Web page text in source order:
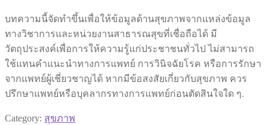
บทความนี้จัดทำขึ้นเพื่อให้ข้อมูลด้านสุขภาพจากแหล่งข้อมูล
ทางวิชาการและหน่วยงานสาธารณสุขที่เชื่อถือได้ มี
วัตถุประสงค์เพื่อการให้ความรู้แก่ประชาชนทั่วไป ไม่สามารถ
ใช้แทนคำแนะนำทางการแพทย์ การวินิจฉัยโรค หรือการรักษา
จากแพทย์ผู้เชี่ยวชาญได้ หากมีข้อสงสัยเกี่ยวกับสุขภาพ ควร
ปรึกษาแพทย์หรือบุคลากรทางการแพทย์ก่อนตัดสินใจใด ๆ.
Category: สุขภาพ